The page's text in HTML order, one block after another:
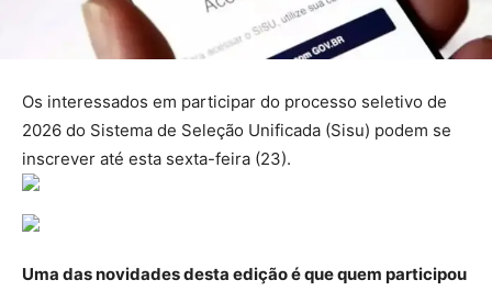
Os interessados em participar do processo seletivo de
2026 do Sistema de Seleção Unificada (Sisu) podem se
inscrever até esta sexta-feira (23).
Uma das novidades desta edição é que quem participou